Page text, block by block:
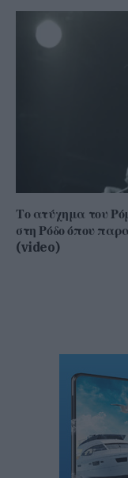
Το ατύχημα του
στη Ρόδο όπου
(video)